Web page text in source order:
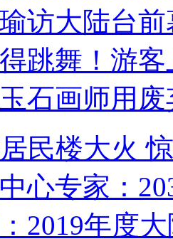
访大陆台
跳舞！游客
石画师用
居民楼大火
心专家：
2019年度